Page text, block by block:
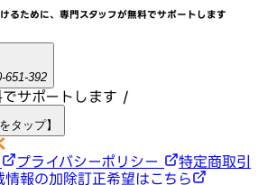
るために、 専門スタッフが無料でサポートします
651-392
サポートします /
タップ】
プライバシーポリシー
特定商取引
情報の加除訂正希望はこちら